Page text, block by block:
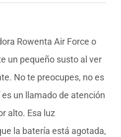
Rowenta Air Force o
un pequeño susto al ver
No te preocupes, no es
un llamado de atención
alto. Esa luz
la batería está agotada,